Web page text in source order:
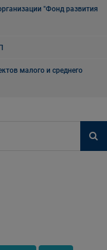
"Фонд развития
малого и среднего